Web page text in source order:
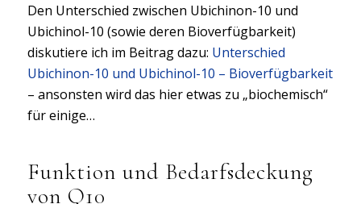
Den Unterschied zwischen Ubichinon-10 und
Ubichinol-10 (sowie deren Bioverfügbarkeit)
diskutiere ich im Beitrag dazu: Unterschied
Ubichinon-10 und Ubichinol-10 – Bioverfügbarkeit
– ansonsten wird das hier etwas zu „biochemisch“
für einige…
Funktion und Bedarfsdeckung
von Q10